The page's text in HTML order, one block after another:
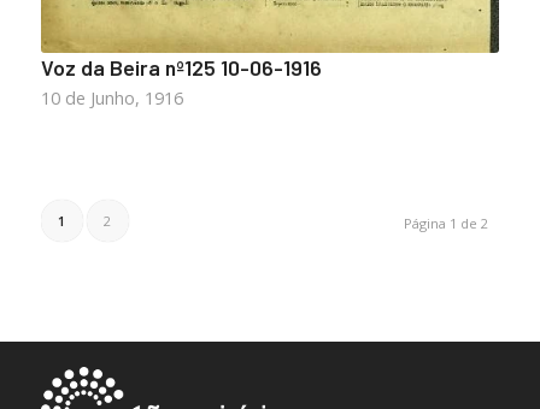
Voz da Beira nº125 10-06-1916
10 de Junho, 1916
Página 1 de 2
1 2